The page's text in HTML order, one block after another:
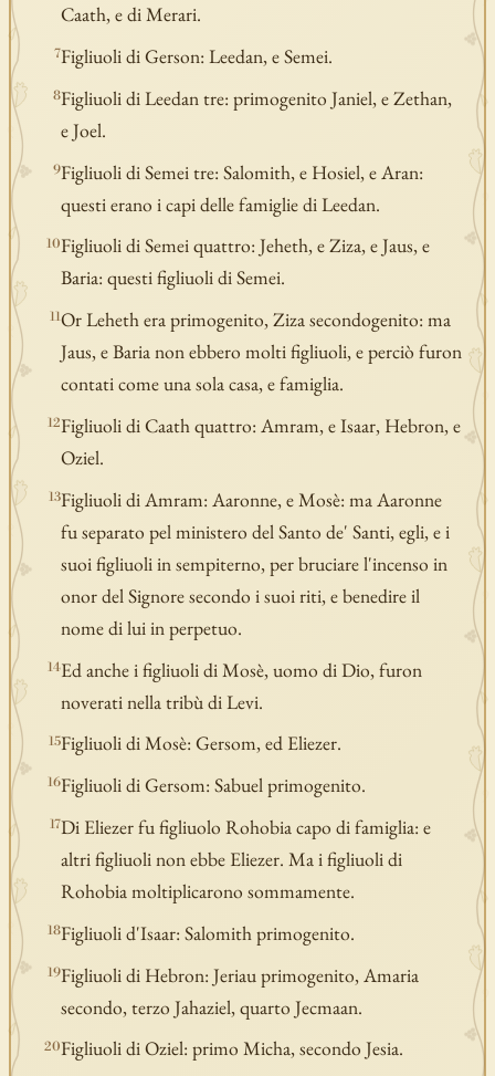
Caath, e di Merari.
7Figliuoli di Gerson: Leedan, e Semei.
8Figliuoli di Leedan tre: primogenito Janiel, e Zethan,
e Joel.
9Figliuoli di Semei tre: Salomith, e Hosiel, e Aran:
questi erano i capi delle famiglie di Leedan.
10Figliuoli di Semei quattro: Jeheth, e Ziza, e Jaus, e
Baria: questi figliuoli di Semei.
11Or Leheth era primogenito, Ziza secondogenito: ma
Jaus, e Baria non ebbero molti figliuoli, e perciò furon
contati come una sola casa, e famiglia.
12Figliuoli di Caath quattro: Amram, e Isaar, Hebron, e
Oziel.
13Figliuoli di Amram: Aaronne, e Mosè: ma Aaronne
fu separato pel ministero del Santo de' Santi, egli, e i
suoi figliuoli in sempiterno, per bruciare l'incenso in
onor del Signore secondo i suoi riti, e benedire il
nome di lui in perpetuo.
14Ed anche i figliuoli di Mosè, uomo di Dio, furon
noverati nella tribù di Levi.
15Figliuoli di Mosè: Gersom, ed Eliezer.
16Figliuoli di Gersom: Sabuel primogenito.
17Di Eliezer fu figliuolo Rohobia capo di famiglia: e
altri figliuoli non ebbe Eliezer. Ma i figliuoli di
Rohobia moltiplicarono sommamente.
18Figliuoli d'Isaar: Salomith primogenito.
19Figliuoli di Hebron: Jeriau primogenito, Amaria
secondo, terzo Jahaziel, quarto Jecmaan.
20Figliuoli di Oziel: primo Micha, secondo Jesia.